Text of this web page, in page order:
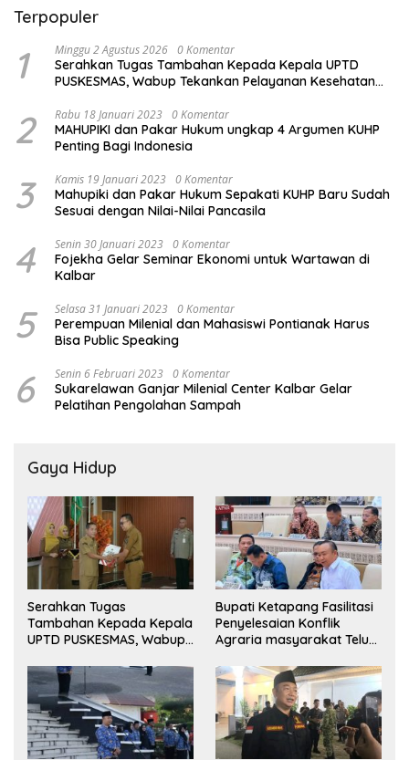
Terpopuler
1 Minggu 2 Agustus 2026 0 Komentar
Serahkan Tugas Tambahan Kepada Kepala UPTD
PUSKESMAS, Wabup Tekankan Pelayanan Kesehatan
2 Rabu 18 Januari 2023 0 Komentar
MAHUPIKI dan Pakar Hukum ungkap 4 Argumen KUHP
Penting Bagi Indonesia
3 Kamis 19 Januari 2023 0 Komentar
Mahupiki dan Pakar Hukum Sepakati KUHP Baru Sudah
Sesuai dengan Nilai-Nilai Pancasila
4 Senin 30 Januari 2023 0 Komentar
Fojekha Gelar Seminar Ekonomi untuk Wartawan di
Kalbar
5 Selasa 31 Januari 2023 0 Komentar
Perempuan Milenial dan Mahasiswi Pontianak Harus
Bisa Public Speaking
6 Senin 6 Februari 2023 0 Komentar
Sukarelawan Ganjar Milenial Center Kalbar Gelar
Pelatihan Pengolahan Sampah
Gaya Hidup
Serahkan Tugas
Tambahan Kepada Kepala
UPTD PUSKESMAS, Wabup
Kesehatan Harus Semakin
Baik
Bupati Ketapang Fasilitasi
Penyelesaian Konflik
Agraria masyarakat Teluk
Bersama Komisi II DPR RI